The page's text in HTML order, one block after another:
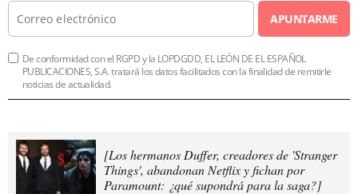
APUNTARME
De conformidad con el RGPD y la LOPDGDD, EL LEÓN DE EL ESPAÑOL
PUBLICACIONES, S.A. tratará los datos facilitados con la finalidad de remitirle
noticias de actualidad.
[Los hermanos Duffer, creadores de 'Stranger
Things', abandonan Netflix y fichan por
Paramount: ¿qué supondrá para la saga?]